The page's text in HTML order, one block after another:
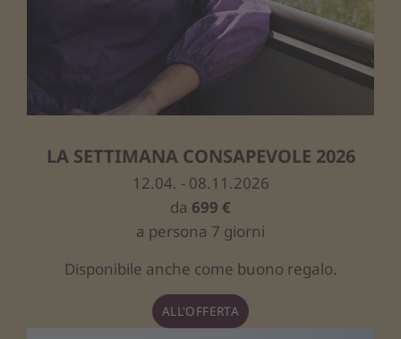
LA SETTIMANA CONSAPEVOLE 2026
12.04. - 08.11.2026
da 699 €
a persona 7 giorni
Disponibile anche come buono regalo.
ALL'OFFERTA